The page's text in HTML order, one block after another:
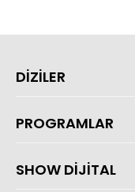
DİZİLER
PROGRAMLAR
SHOW DİJİTAL